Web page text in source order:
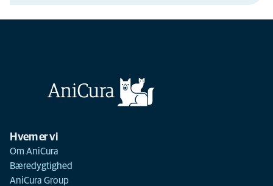
Hvem er vi
Om AniCura
Bæredygtighed
AniCura Group